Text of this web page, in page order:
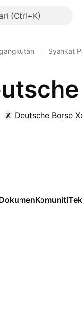
Syarikat
Deutsche Borse
DokumenKomuniti